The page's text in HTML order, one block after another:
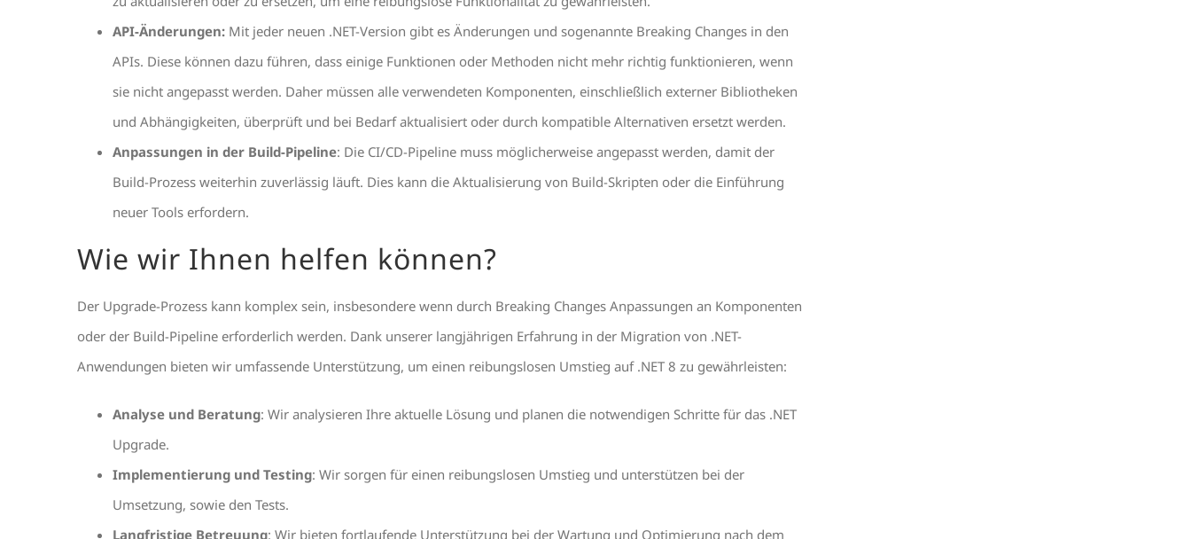
API-Änderungen: Mit jeder neuen .NET-Version gibt es Änderungen und sogenannte Breaking Changes in den
APIs. Diese können dazu führen, dass einige Funktionen oder Methoden nicht mehr richtig funktionieren, wenn
sie nicht angepasst werden. Daher müssen alle verwendeten Komponenten, einschließlich externer Bibliotheken
und Abhängigkeiten, überprüft und bei Bedarf aktualisiert oder durch kompatible Alternativen ersetzt werden.
Anpassungen in der Build-Pipeline: Die CI/CD-Pipeline muss möglicherweise angepasst werden, damit der
Build-Prozess weiterhin zuverlässig läuft. Dies kann die Aktualisierung von Build-Skripten oder die Einführung
neuer Tools erfordern.
Wie wir Ihnen helfen können?
Der Upgrade-Prozess kann komplex sein, insbesondere wenn durch Breaking Changes Anpassungen an Komponenten
oder der Build-Pipeline erforderlich werden. Dank unserer langjährigen Erfahrung in der Migration von .NET-
Anwendungen bieten wir umfassende Unterstützung, um einen reibungslosen Umstieg auf .NET 8 zu gewährleisten:
Analyse und Beratung: Wir analysieren Ihre aktuelle Lösung und planen die notwendigen Schritte für das .NET
Upgrade.
Implementierung und Testing: Wir sorgen für einen reibungslosen Umstieg und unterstützen bei der
Umsetzung, sowie den Tests.
Langfristige Betreuung: Wir bieten fortlaufende Unterstützung bei der Wartung und Optimierung nach dem